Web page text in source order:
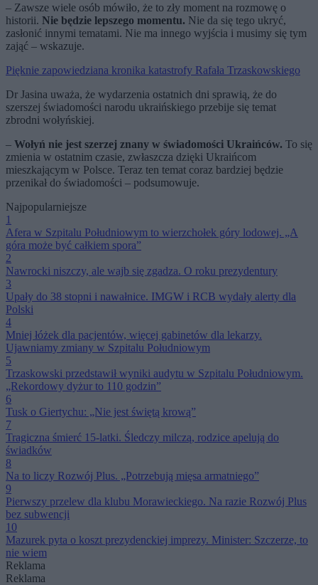
– Zawsze wiele osób mówiło, że to zły moment na rozmowę o
historii. Nie będzie lepszego momentu. Nie da się tego ukryć,
zasłonić innymi tematami. Nie ma innego wyjścia i musimy się tym
zająć – wskazuje.
Pięknie zapowiedziana kronika katastrofy Rafała Trzaskowskiego
Dr Jasina uważa, że wydarzenia ostatnich dni sprawią, że do
szerszej świadomości narodu ukraińskiego przebije się temat
zbrodni wołyńskiej.
– Wołyń nie jest szerzej znany w świadomości Ukraińców. To się
zmienia w ostatnim czasie, zwłaszcza dzięki Ukraińcom
mieszkającym w Polsce. Teraz ten temat coraz bardziej będzie
przenikał do świadomości – podsumowuje.
Najpopularniejsze
1
Afera w Szpitalu Południowym to wierzchołek góry lodowej. „A
góra może być całkiem spora”
2
Nawrocki niszczy, ale wajb się zgadza. O roku prezydentury
3
Upały do 38 stopni i nawałnice. IMGW i RCB wydały alerty dla
Polski
4
Mniej łóżek dla pacjentów, więcej gabinetów dla lekarzy.
Ujawniamy zmiany w Szpitalu Południowym
5
Trzaskowski przedstawił wyniki audytu w Szpitalu Południowym.
„Rekordowy dyżur to 110 godzin”
6
Tusk o Giertychu: „Nie jest świętą krową”
7
Tragiczna śmierć 15-latki. Śledczy milczą, rodzice apelują do
świadków
8
Na to liczy Rozwój Plus. „Potrzebują mięsa armatniego”
9
Pierwszy przelew dla klubu Morawieckiego. Na razie Rozwój Plus
bez subwencji
10
Mazurek pyta o koszt prezydenckiej imprezy. Minister: Szczerze, to
nie wiem
Reklama
Reklama